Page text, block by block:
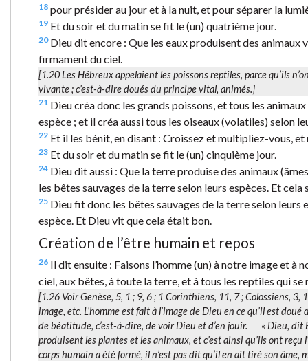
18 pour présider au jour et à la nuit, et pour séparer la
19 Et du soir et du matin se fit le (un) quatrième jour.
20Dieu dit encore : Que les eaux produisent des animaux
firmament du ciel.
[1.20 Les Hébreux appelaient les poissonsreptiles, parce qu’ils
vivante; c’est-à-dire doués du principe vital, animés.]
21 Dieu créa donc les grands poissons, et tous les
espèce ; et il créa aussi tous les oiseaux (volatiles) selon
22 Et il les bénit, en disant : Croissez et multipliez-vous,
23 Et du soir et du matin se fit le (un) cinquième jour.
24 Dieu dit aussi : Que la terre produise des animaux
les bêtes sauvages de la terre selon leurs espèces. Et cela
25 Dieu fit donc les bêtes sauvages de la terre selon leurs
espèce. Et Dieu vit que cela était bon.
Création de l’être humain et repos
26 Il dit ensuite : Faisons l’homme (un) à notre image et à
ciel, aux bêtes, à toute la terre, et à tous les reptiles qui
[1.26 Voir Genèse, 5, 1 ; 9, 6 ; 1 Corinthiens, 11, 7 ; Colossiens,
image, etc. L’homme est fait à l’image de Dieu en ce qu’il est
de béatitude, c’est-à-dire, de voir Dieu et d’en jouir. ― « Dieu,
produisent les plantes et les animaux, et c’est ainsi qu’ils ont
corps humain a été formé, il n’est pas dit qu’il en ait tiré son âme,